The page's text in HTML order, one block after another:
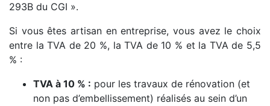
293B du CGI ».
Si vous êtes artisan en entreprise, vous avez le choix
entre la TVA de 20 %, la TVA de 10 % et la TVA de 5,5
% :
TVA à 10 % : pour les travaux de rénovation (et
non pas d’embellissement) réalisés au sein d’un